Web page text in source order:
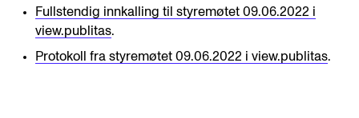
Arrangementer for ansatte
Gjennomføre konserter og arrangementer
Markedsføring, program og plakat
Fullstendig innkalling til styremøtet 09.06.2022 i
view.publitas.
Protokoll fra styremøtet 09.06.2022 i view.publitas.